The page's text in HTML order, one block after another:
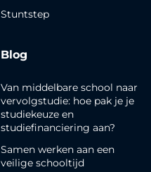
Stuntstep
Blog
Van middelbare school naar
vervolgstudie: hoe pak je je
studiekeuze en
studiefinanciering aan?
Samen werken aan een
veilige schooltijd